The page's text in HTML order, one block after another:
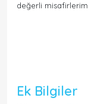
değerli
Ek Bilgiler